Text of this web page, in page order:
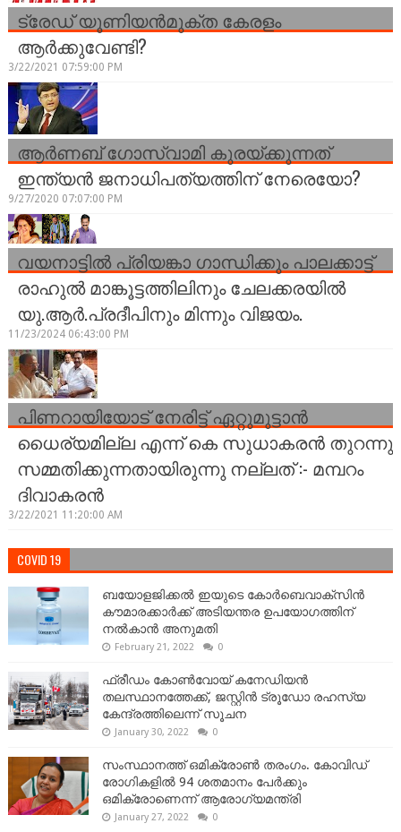
ട്രേഡ് യൂണിയന്‍മുക്ത കേരളം
ആര്‍ക്കുവേണ്ടി?
3/22/2021 07:59:00 PM
ആർണബ് ഗോസ്വാമി കുരയ്ക്കുന്നത്
ഇന്ത്യൻ ജനാധിപത്യത്തിന് നേരെയോ?
9/27/2020 07:07:00 PM
വയനാട്ടിൽ പ്രിയങ്കാ ഗാന്ധിക്കും പാലക്കാട്ട്
രാഹുൽ മാങ്കൂട്ടത്തിലിനും ചേലക്കരയിൽ
യു.ആർ.പ്രദീപിനും മിന്നും വിജയം.
11/23/2024 06:43:00 PM
പിണറായിയോട് നേരിട്ട് ഏറ്റുമുട്ടാന്‍
ധൈര്യമില്ല എന്ന് കെ സുധാകരന്‍ തുറന്നു
സമ്മതിക്കുന്നതായിരുന്നു നല്ലത് :- മമ്പറം
ദിവാകരന്‍
3/22/2021 11:20:00 AM
COVID 19
ബയോളജിക്കല്‍ ഇയുടെ കോര്‍ബെവാക്സിൻ
കൗമാരക്കാർക്ക് അടിയന്തര ഉപയോഗത്തിന്
നൽകാൻ അനുമതി
February 21, 2022 0
ഫ്രീഡം കോണ്‍വോയ് കനേഡിയന്‍
തലസ്ഥാനത്തേക്ക്, ജസ്റ്റിൻ ട്രൂഡോ രഹസ്യ
കേന്ദ്രത്തിലെന്ന് സൂചന
January 30, 2022 0
സംസ്ഥാനത്ത് ഒമിക്രോണ്‍ തരംഗം. കോവിഡ്
രോഗികളിൽ 94 ശതമാനം പേർക്കും
ഒമിക്രോണെന്ന് ആരോഗ്യമന്ത്രി
January 27, 2022 0